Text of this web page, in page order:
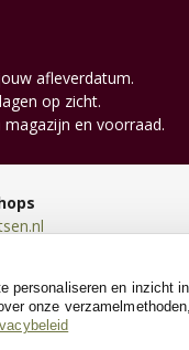
afleverdatum.
op zicht.
magazijn en voorraad.
personaliseren en inzicht
onze